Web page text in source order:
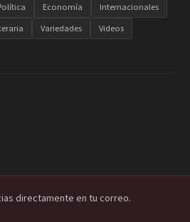
Economía
Internacionales
Variedades Videos
directamente en tu correo.